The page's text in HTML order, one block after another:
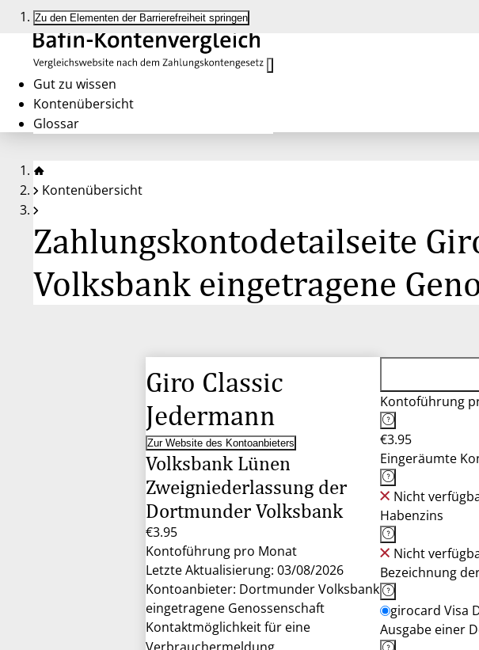
Zu den Elementen der Barrierefreiheit springen
Gut zu wissen
Kontenübersicht
Glossar
Kontenübersicht
Zahlungskontodetailseite
Volksbank eingetragene
Giro Classic
Jedermann
Zur Website des Kontoanbieters
Volksbank Lünen
Zweigniederlassung der
Dortmunder Volksbank
€3.95
Kontoführung pro Monat
Letzte Aktualisierung: 03/08/2026
Kontoanbieter: Dortmunder Volksbank
eingetragene Genossenschaft
Kontaktmöglichkeit für eine
Kontoführung
€3.95
Eingeräumte
Nicht
Habenzins
Nicht
Bezeichnung
girocard Visa
Ausgabe einer